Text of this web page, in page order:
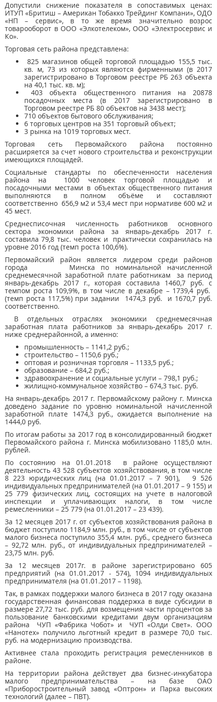
Допустили снижение показателя в сопоставимых ценах:
ИТУП «Бритиш – Американ Тобакко Трейдинг Компани», ОДО
«НП – сервис», в то же время значительно возрос
товарооборот в ООО «Элкотелеком», ООО «Электросервис и
Ко».
Торговая сеть района представлена:
825 магазинов общей торговой площадью 155,5 тыс.
кв. м, 73 из которых являются фирменными (в 2017
зарегистрировано в Торговом реестре РБ 263 объекта
на 40,1 тыс. кв. м);
403 объекта общественного питания на 20878
посадочных места (в 2017 зарегистрировано в
Торговом реестре РБ 80 объектов на 3438 мест);
710 объектов бытового обслуживания;
6 торговых центров на 351 торговый объект;
3 рынка на 1019 торговых мест.
Торговая сеть Первомайского района постоянно
расширяется за счет нового строительства и реконструкции
имеющихся площадей.
Социальные стандарты по обеспеченности населения
района на 1000 человек торговой площадью и
посадочными местами в объектах общественного питания
выполняются в полном объёме и составляют
соответственно 656,9 м2 и 53,4 мест при нормативе 600 м2 и
45 мест.
Среднесписочная численность работников основного
сектора экономики района за январь-декабрь 2017 г.
составила 79,8 тыс. человек и практически сохранилась на
уровне 2016 год (темп роста 100,6%).
Первомайский район является лидером среди районов
города Минска по номинальной начисленной
среднемесячной заработной плате работникам за период
январь-декабрь 2017 г., которая составила 1460,7 руб. с
темпом роста 109,9%, в том числе в декабре – 1739,4 руб.
(темп роста 117,5%) при задании 1474,3 руб. и 1670,7 руб.
соответственно.
В отдельных отраслях экономики среднемесячная
заработная плата работников за январь-декабрь 2017 г.
ниже среднерайонной, а именно:
промышленность – 1141,2 руб.;
строительство – 1150,6 руб.;
оптовая и розничная торговля – 1133,5 руб.;
образование – 684,2 руб.;
здравоохранение и социальные услуги – 798,1 руб.;
жилищно-коммунальное хозяйство – 674,3 тыс. руб.
На январь-декабрь 2017 г. Первомайскому району г. Минска
доведено задание по уровню номинальной начисленной
заработной плате 1474,3 руб., ожидается выполнение на
1444,0 руб.
По итогам работы за 2017 год в консолидированный бюджет
Первомайского района г. Минска мобилизовано 1185,0 млн.
рублей.
По состоянию на 01.01.2018 в районе осуществляют
деятельность 43 528 субъектов хозяйствования, в том числе
8 223 юридических лиц (на 01.01.2017 – 7 901), 9 526
индивидуальных предпринимателей (на 01.01.2017 – 9 155) и
25 779 физических лиц, состоящих на учете в налоговой
инспекции и уплачивающих налоги, в том числе
ремесленники – 25 779 (на 01.01.2017 – 23 439).
За 12 месяцев 2017 г. от субъектов хозяйствования района в
бюджет поступило 1184,9 млн. руб., в том числе от субъектов
малого бизнеса поступило 355,4 млн. руб., среднего бизнеса
– 92,72 млн. руб., от индивидуальных предпринимателей –
23,75 млн. руб.
За 12 месяцев 2017г. в районе зарегистрировано 605
предприятий (на 01.01.2017 - 574), 1094 индивидуальных
предпринимателя (на 01.01.2017 – 1198).
Так, в рамках поддержки малого бизнеса в 2017 году оказана
государственная финансовая поддержка в виде субсидии в
размере 27,72 тыс. руб. для возмещения части процентов за
пользование банковскими кредитами двум организациям
района ЧУП «Фабрика Чобот» и ЧУП «Олди Свет». ООО
«Нанотех» получило льготный кредит в размере 70,0 тыс.
руб. на модернизацию производства.
Активнее стала проходить регистрация ремесленников в
районе.
На территории района действует два бизнес-инкубатора
малого предпринимательства – на базе ОАО
«Приборостроительный завод «Оптрон» и Парка высоких
технологий (далее – ПВТ).